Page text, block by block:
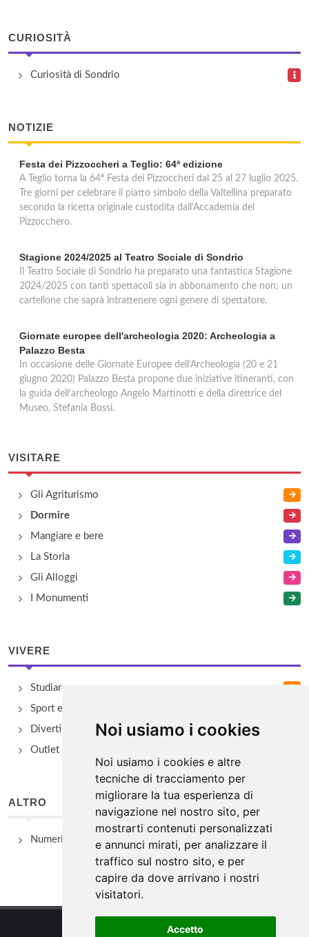
Noi usiamo i cookies
Noi usiamo i cookies e altre
tecniche di tracciamento per
migliorare la tua esperienza di
navigazione nel nostro sito, per
mostrarti contenuti personalizzati
e annunci mirati, per analizzare il
traffico sul nostro sito, e per
capire da dove arrivano i nostri
visitatori.
Accetto
CURIOSITÀ
Curiosità di Sondrio
NOTIZIE
Festa dei Pizzoccheri a Teglio: 64ª edizione
A Teglio torna la 64ª Festa dei Pizzoccheri dal 25 al 27 luglio 2025.
Tre giorni per celebrare il piatto simbolo della Valtellina preparato
secondo la ricetta originale custodita dall'Accademia del
Pizzocchero.
Stagione 2024/2025 al Teatro Sociale di Sondrio
Il Teatro Sociale di Sondrio ha preparato una fantastica Stagione
2024/2025 con tanti spettacoli sia in abbonamento che non; un
cartellone che saprà intrattenere ogni genere di spettatore.
Giornate europee dell'archeologia 2020: Archeologia a
Palazzo Besta
In occasione delle Giornate Europee dell’Archeologia (20 e 21
giugno 2020) Palazzo Besta propone due iniziative itineranti, con
la guida dell’archeologo Angelo Martinotti e della direttrice del
Museo, Stefania Bossi.
VISITARE
Gli Agriturismo
Dormire
Mangiare e bere
La Storia
Gli Alloggi
I Monumenti
VIVERE
Studiare
Sport e Benessere
Divertimento e Natura
Outlet e spacci aziendali
ALTRO
Numeri Utili